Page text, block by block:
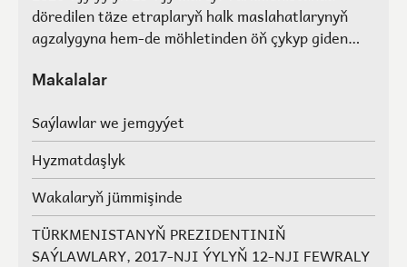
döredilen täze etraplaryň halk maslahatlarynyň
agzalygyna hem-de möhletinden öň çykyp giden
maslahatlarynyň we Geňeşleriň agzalarynyň ýerine
Makalalar
Saýlawlar we jemgyýet
Hyzmatdaşlyk
Wakalaryň jümmişinde
TÜRKMENISTANYŇ PREZIDENTINIŇ
SAÝLAWLARY, 2017-NJI ÝYLYŇ 12-NJI FEWRALY